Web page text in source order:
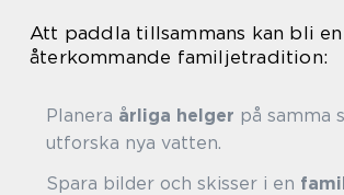
Att paddla tillsammans kan bli en
återkommande familjetradition:
Planera årliga helger på samma
utforska nya vatten.
Spara bilder och skisser i en